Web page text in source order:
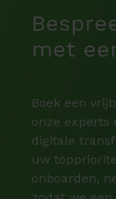
met
Boek een
onze
digitale
uw
onboarden,